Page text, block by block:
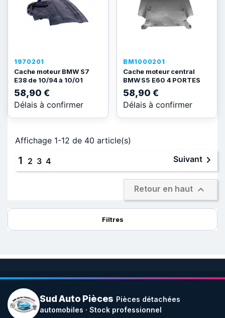
1970201
Cache moteur BMW S7
E38 de 10/94 à 10/01
58,90 €
Délais à confirmer
BM1000201
Cache moteur central
BMW S5 E60 4 PORTES
58,90 €
Délais à confirmer
Affichage 1-12 de 40 article(s)
1 2 3 4 Suivant 
Retour en haut 
Filtres
Sud Auto Pièces Pièces détachées
automobiles · Stock professionnel